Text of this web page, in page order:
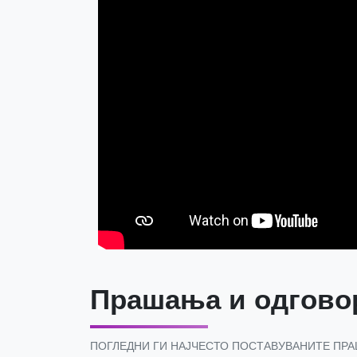
Прашања и
ПОГЛЕДНИ ГИ НАЈЧЕСТО ПОСТАВУВАНИТЕ